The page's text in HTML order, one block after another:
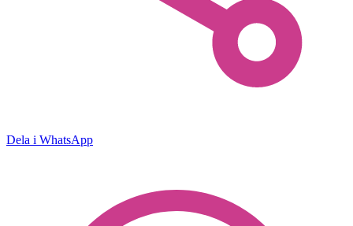
Dela i WhatsApp